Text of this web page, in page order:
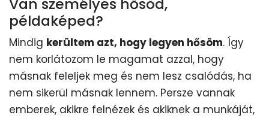
példaképed?
Mindig kerültem azt, hogy legyen hősöm. Így
nem korlátozom le magamat azzal, hogy
másnak feleljek meg és nem lesz csalódás, ha
nem sikerül másnak lennem. Persze vannak
emberek, akikre felnézek és akiknek a munkáját,